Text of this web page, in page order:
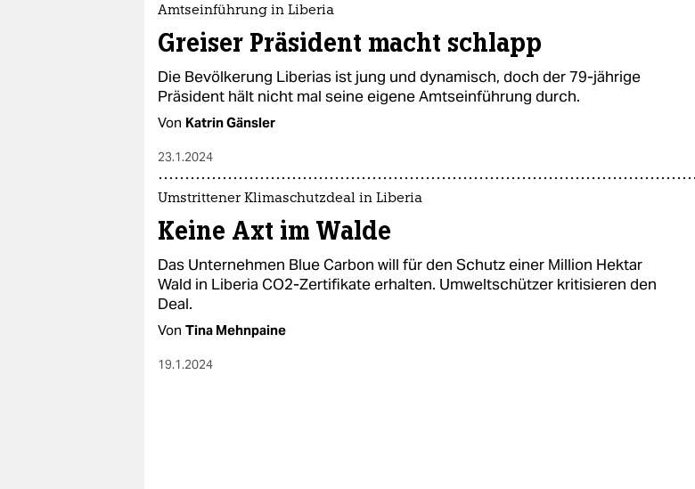
abo
genossenschaft
epaper login
Amtseinführung in Liberia
Greiser Präsident macht schlapp
Die Bevölkerung Liberias ist jung und dynamisch, doch der 79-jährige
Präsident hält nicht mal seine eigene Amtseinführung durch.
Von Katrin Gänsler
23.1.2024
Umstrittener Klimaschutzdeal in Liberia
Keine Axt im Walde
Das Unternehmen Blue Carbon will für den Schutz einer Million Hektar
Wald in Liberia CO2-Zertifikate erhalten. Umweltschützer kritisieren den
Deal.
Von Tina Mehnpaine
19.1.2024